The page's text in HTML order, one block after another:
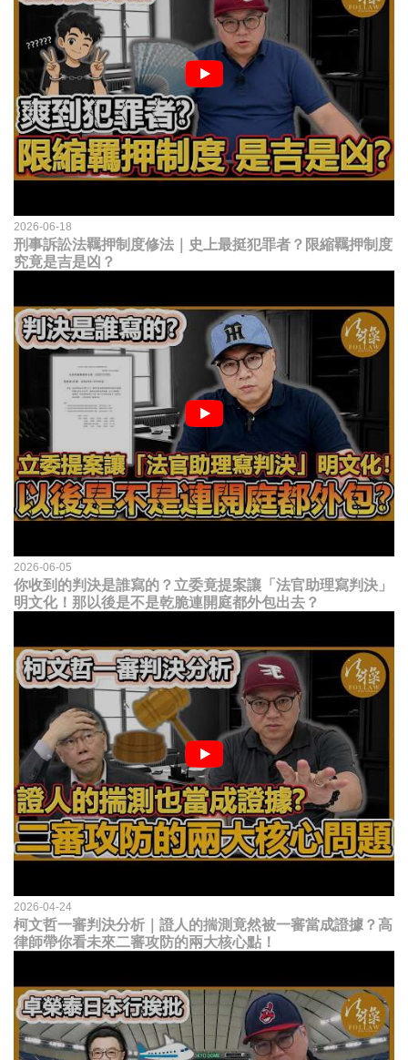
2026-06-18
刑事訴訟法羈押制度修法｜史上最挺犯罪者？限縮羈押制度
究竟是吉是凶？
2026-06-05
你收到的判決是誰寫的？立委竟提案讓「法官助理寫判決」
明文化！那以後是不是乾脆連開庭都外包出去？
2026-04-24
柯文哲一審判決分析｜證人的揣測竟然被一審當成證據？高
律師帶你看未來二審攻防的兩大核心點！